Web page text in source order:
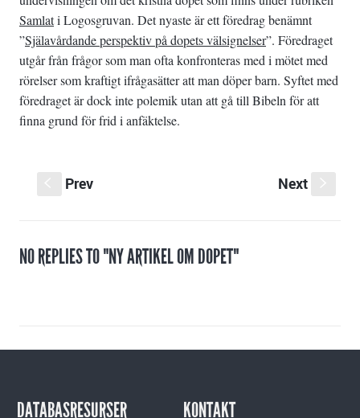
Samlati Logosgruvan. Det nyaste är ett föredrag benämnt
”Själavårdande perspektiv på dopets välsignelser”. Föredraget
utgår från frågor som man ofta konfronteras med i mötet med
rörelser som kraftigt ifrågasätter att man döper barn. Syftet med
föredraget är dock inte polemik utan att gå till Bibeln för att
finna grund för frid i anfäktelse.
Prev Next
NO REPLIES TO "NY ARTIKEL OM DOPET"
DATABASRESURSER KONTAKT